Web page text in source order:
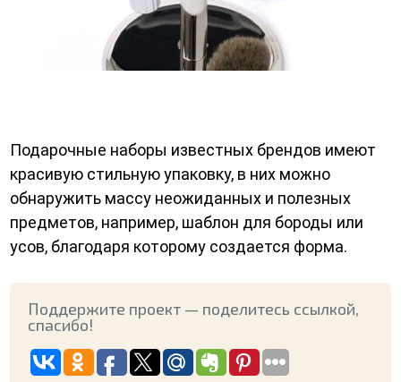
Подарочные наборы известных брендов имеют
красивую стильную упаковку, в них можно
обнаружить массу неожиданных и полезных
предметов, например, шаблон для бороды или
усов, благодаря которому создается форма.
Поддержите проект — поделитесь ссылкой,
спасибо!